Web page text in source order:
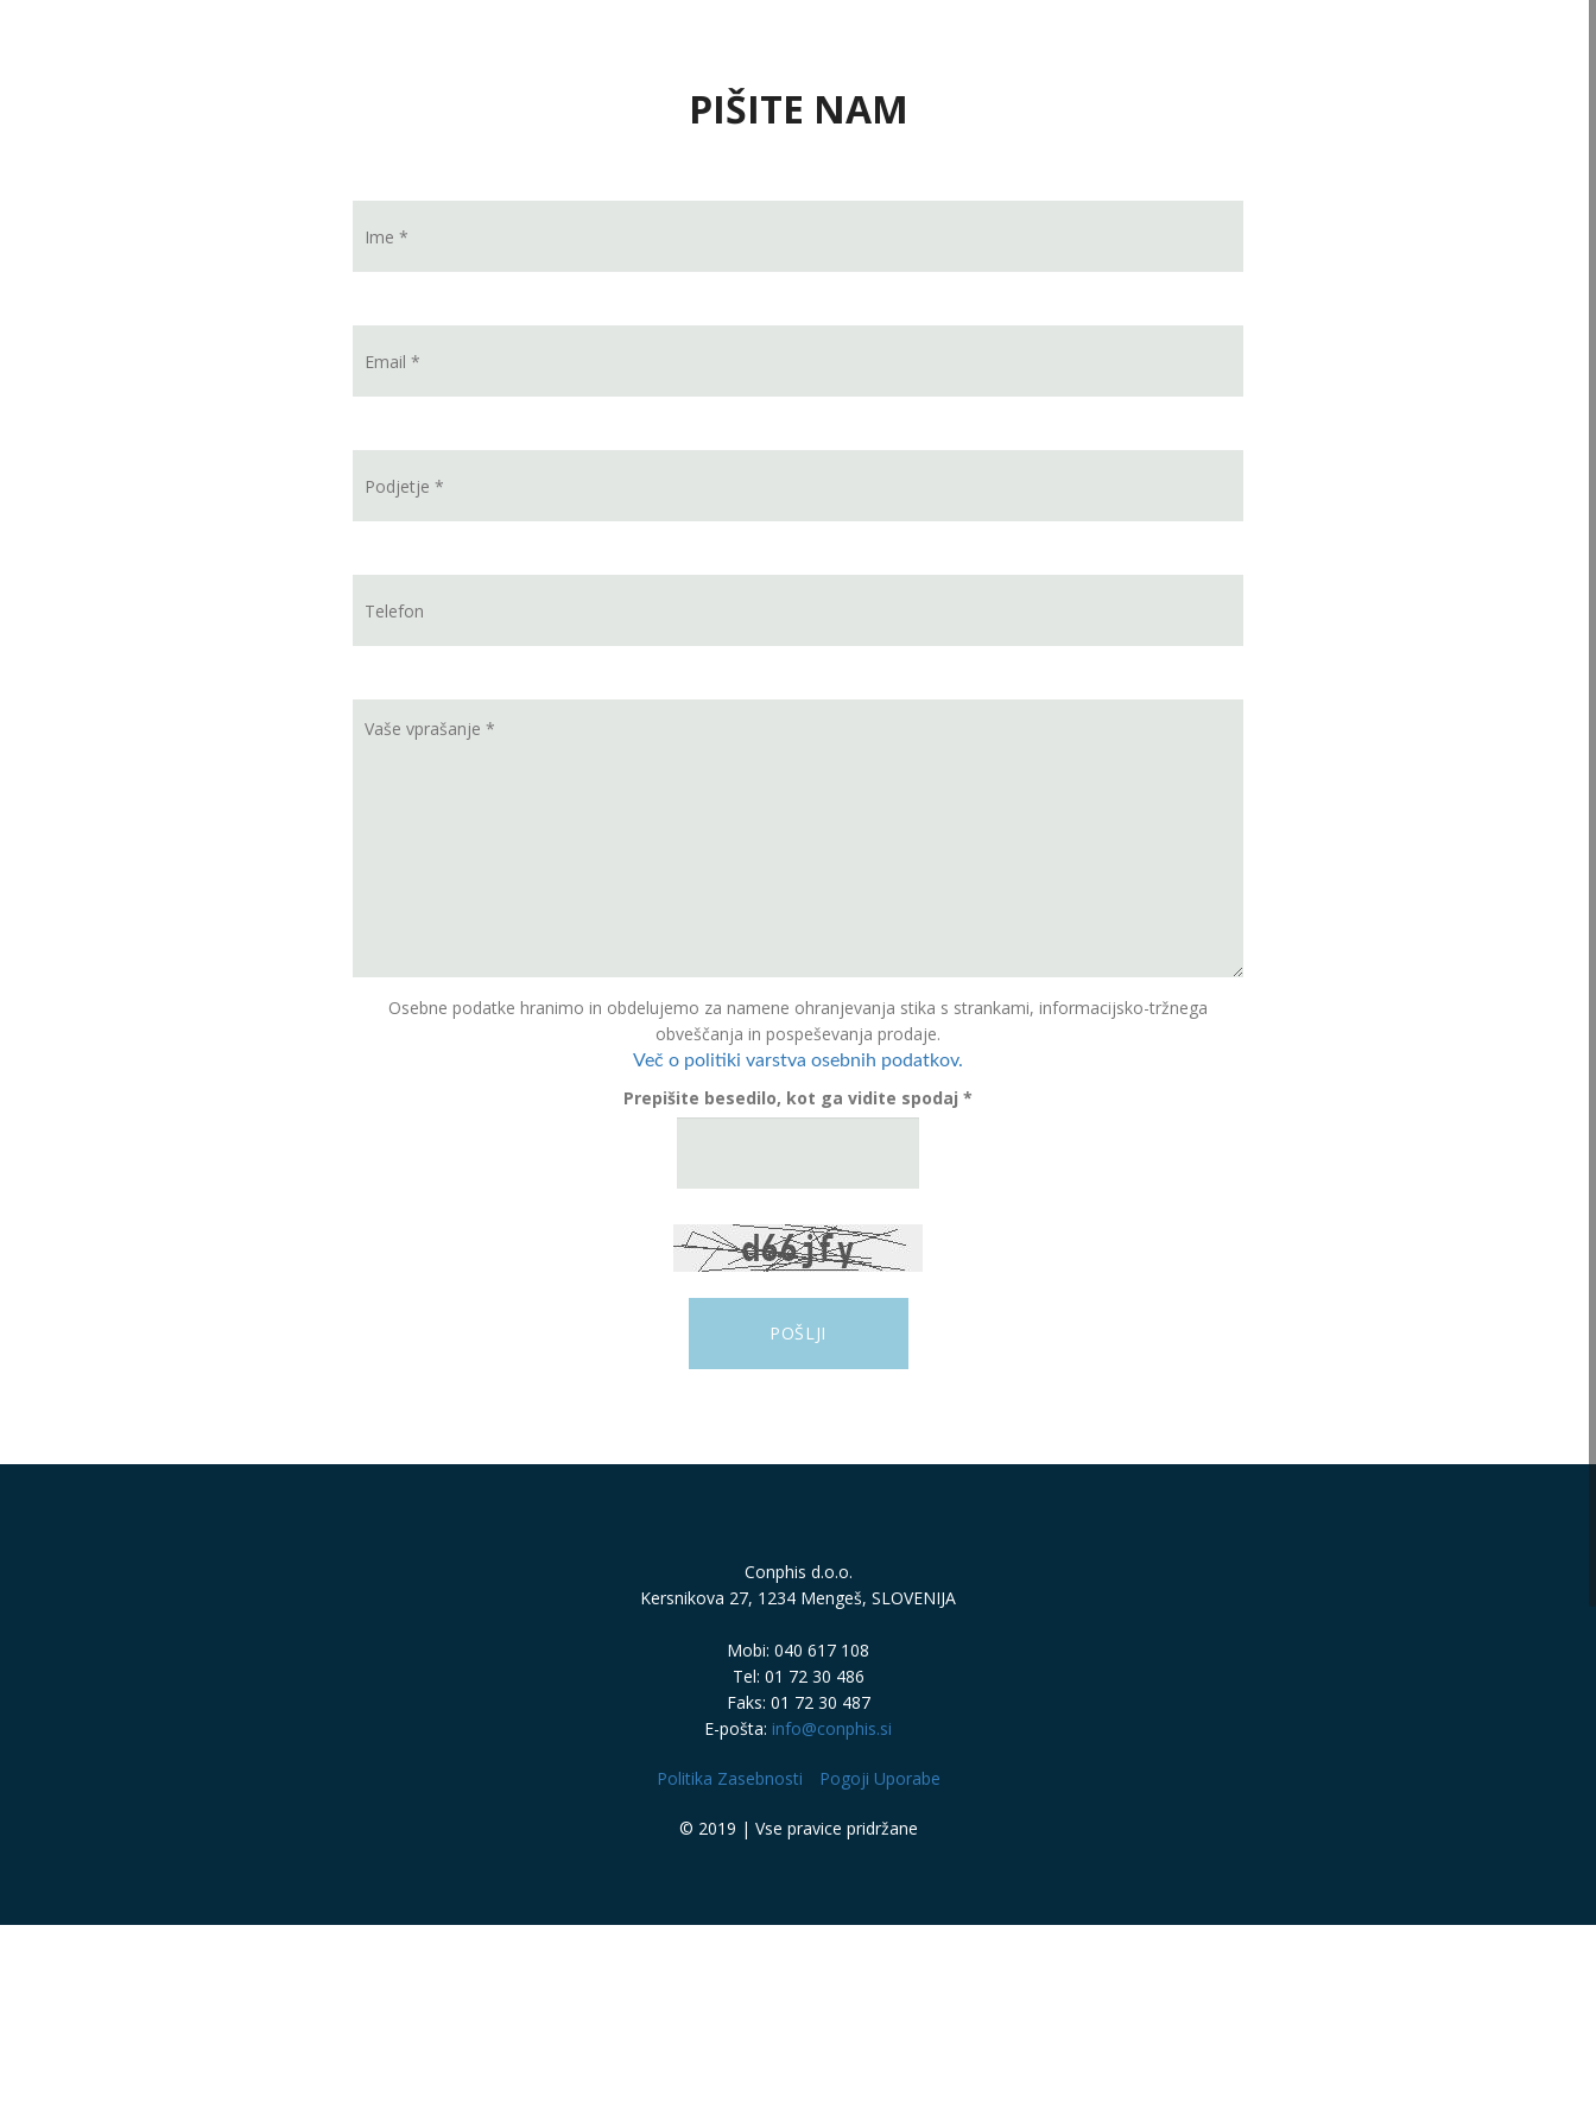
PIŠITE NAM
Osebne podatke hranimo in obdelujemo za namene ohranjevanja stika s strankami, informacijsko-tržnega
obveščanja in pospeševanja prodaje.
Več o politiki varstva osebnih podatkov.
Prepišite besedilo, kot ga vidite spodaj *
Conphis d.o.o.
Kersnikova 27, 1234 Mengeš, SLOVENIJA
Mobi: 040 617 108
Tel: 01 72 30 486
Faks: 01 72 30 487
E-pošta: info@conphis.si
Politika Zasebnosti Pogoji Uporabe
© 2019 | Vse pravice pridržane